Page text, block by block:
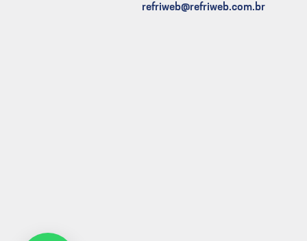
refriweb@refriweb.com.br